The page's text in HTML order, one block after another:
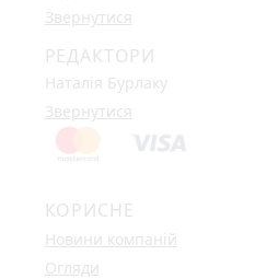
Звернутися
РЕДАКТОРИ
Наталія Бурлаку
Звернутися
КОРИСНЕ
Новини компаній
Огляди